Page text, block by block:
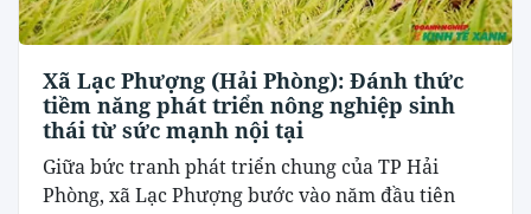
Xã Lạc Phượng (Hải Phòng): Đánh thức
tiềm năng phát triển nông nghiệp sinh
thái từ sức mạnh nội tại
​Giữa bức tranh phát triển chung của TP Hải
Phòng, xã Lạc Phượng bước vào năm đầu tiên